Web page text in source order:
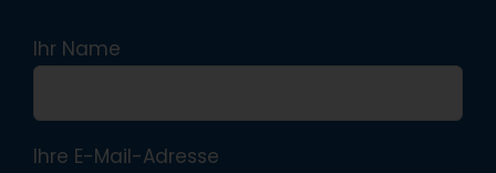
Ihr Name
Ihre E-Mail-Adresse